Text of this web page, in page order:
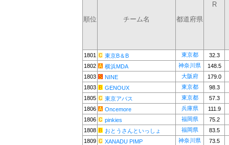
順位 チーム名 都道府県
R
1801 東京B＆B 東京都
32.3
1802
横浜MDA 神奈川県
148.5
1803
NINE 大阪府
179.0
1803
GENOUX 東京都
98.3
1805
東京アバス 東京都
57.3
1806
Oncemore 兵庫県
111.9
1806
pinkies 福岡県
75.2
1808
おとうさんといっしょ 福岡県
83.5
1809
XANADU PIMP 神奈川県
73.5